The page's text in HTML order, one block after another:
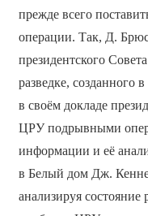
прежде всего
операции. Так, Д.
президентского
разведке, созданного
в своём докладе
ЦРУ подрывными
информации и её
в Белый дом Дж.
анализируя состояние